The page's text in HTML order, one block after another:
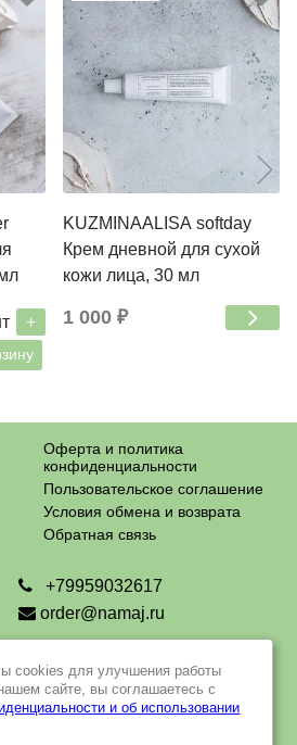
+
KUZMINAALISA softday
Крем дневной для сухой
кожи лица, 30 мл
1 000 ₽
Оферта и политика
конфиденциальности
Пользовательское соглашение
Условия обмена и возврата
Обратная связь
+79959032617
order@namaj.ru
г. Москва, Чечерский проезд, 90
пн - пт с 9 до 18 ч
cookies для улучшения работы
сайте, вы соглашаетесь с
и об использовании